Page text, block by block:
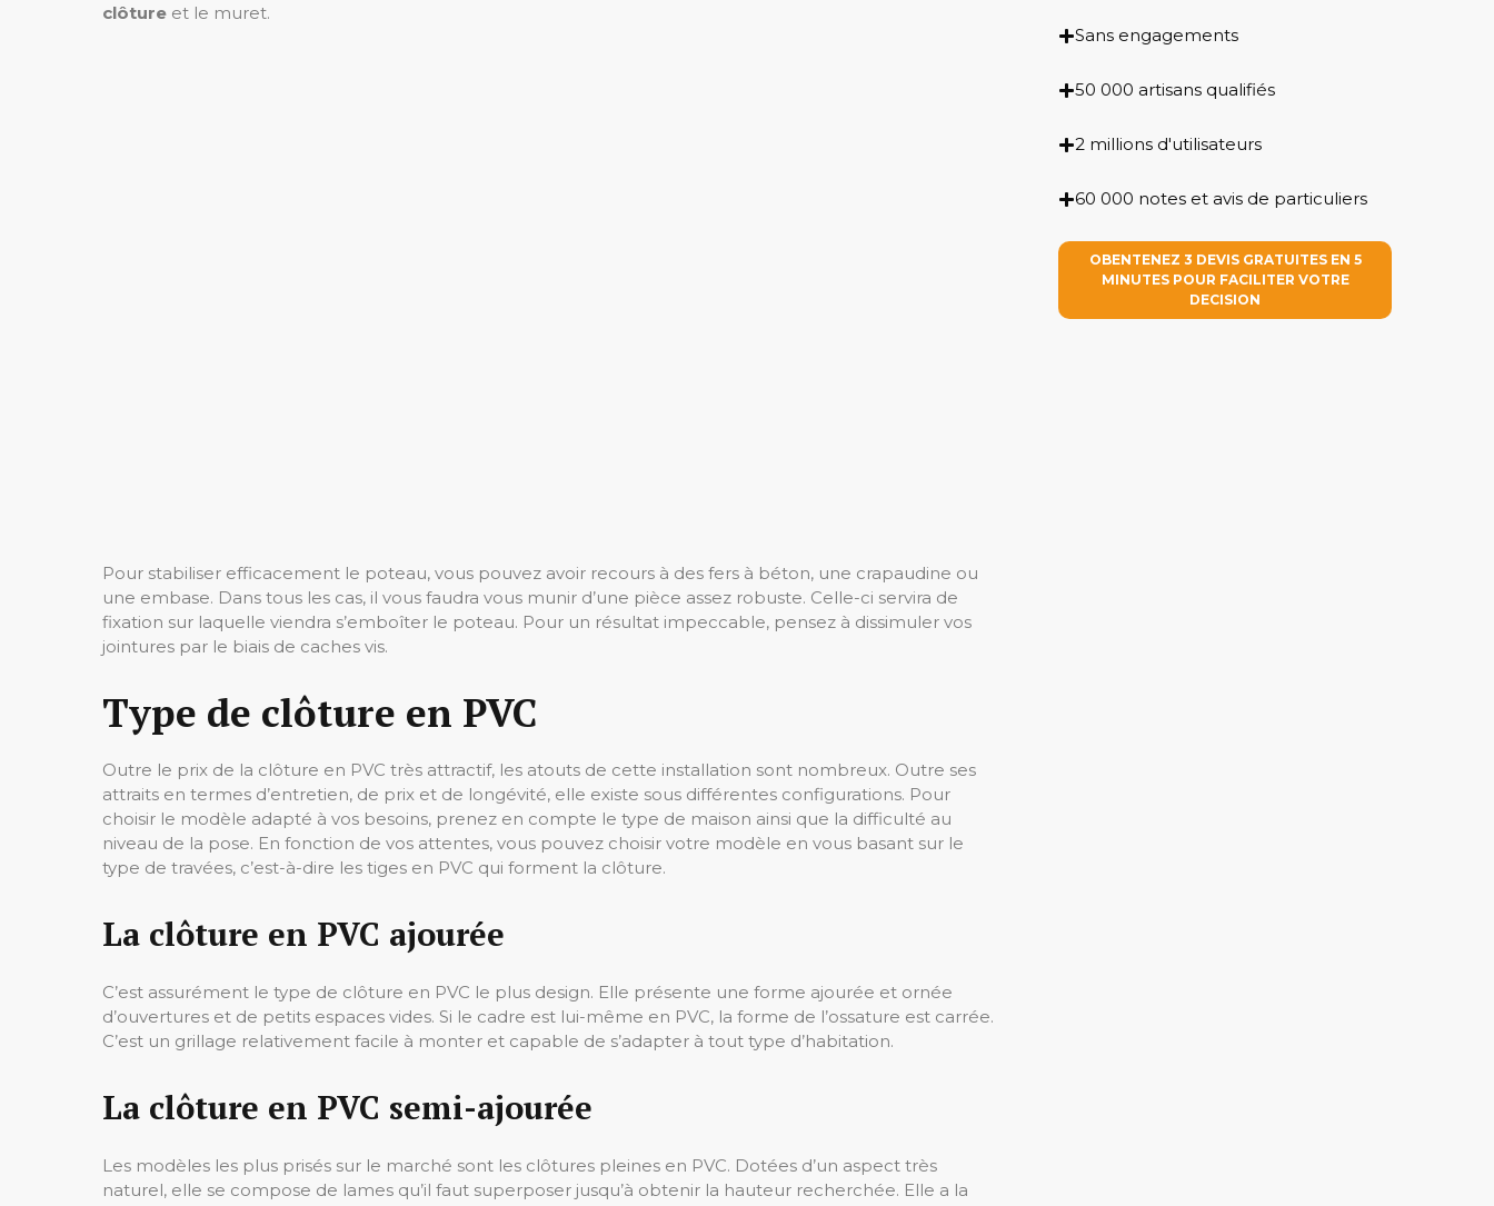
clôture et le muret.
Pour stabiliser efficacement le poteau, vous pouvez avoir recours à des fers à béton, une crapaudine ou
une embase. Dans tous les cas, il vous faudra vous munir d’une pièce assez robuste. Celle-ci servira de
fixation sur laquelle viendra s’emboîter le poteau. Pour un résultat impeccable, pensez à dissimuler vos
jointures par le biais de caches vis.
Type de clôture en PVC
Outre le prix de la clôture en PVC très attractif, les atouts de cette installation sont nombreux. Outre ses
attraits en termes d’entretien, de prix et de longévité, elle existe sous différentes configurations. Pour
choisir le modèle adapté à vos besoins, prenez en compte le type de maison ainsi que la difficulté au
niveau de la pose. En fonction de vos attentes, vous pouvez choisir votre modèle en vous basant sur le
type de travées, c’est-à-dire les tiges en PVC qui forment la clôture.
La clôture en PVC ajourée
C’est assurément le type de clôture en PVC le plus design. Elle présente une forme ajourée et ornée
d’ouvertures et de petits espaces vides. Si le cadre est lui-même en PVC, la forme de l’ossature est carrée.
C’est un grillage relativement facile à monter et capable de s’adapter à tout type d’habitation.
La clôture en PVC semi-ajourée
Les modèles les plus prisés sur le marché sont les clôtures pleines en PVC. Dotées d’un aspect très
naturel, elle se compose de lames qu’il faut superposer jusqu’à obtenir la hauteur recherchée. Elle a la
Sans engagements
50 000 artisans qualifiés
2 millions d'utilisateurs
60 000 notes et avis de particuliers
OBENTENEZ 3 DEVIS GRATUITES EN 5
MINUTES POUR FACILITER VOTRE
DECISION